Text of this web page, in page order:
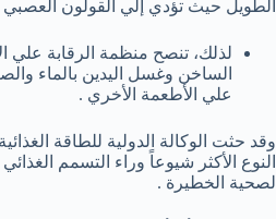
الطويل حيث تؤدي إلي القولون العصبي وإلتهاب
لذلك، تنصح منظمة الرقابة علي
الساخن وغسل اليدين بالماء
علي الأطعمة الأخري .
وقد حثت الوكالة الدولية للطاقة
النوع الأكثر شيوعاً وراء التسمم
لصحية الخطيرة .